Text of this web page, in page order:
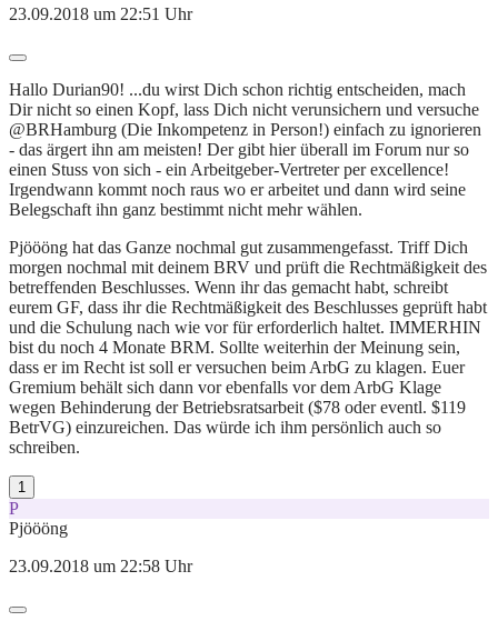
23.09.2018 um 22:51 Uhr
Hallo Durian90! ...du wirst Dich schon richtig entscheiden, mach
Dir nicht so einen Kopf, lass Dich nicht verunsichern und versuche
@BRHamburg (Die Inkompetenz in Person!) einfach zu ignorieren
- das ärgert ihn am meisten! Der gibt hier überall im Forum nur so
einen Stuss von sich - ein Arbeitgeber-Vertreter per excellence!
Irgendwann kommt noch raus wo er arbeitet und dann wird seine
Belegschaft ihn ganz bestimmt nicht mehr wählen.
Pjöööng hat das Ganze nochmal gut zusammengefasst. Triff Dich
morgen nochmal mit deinem BRV und prüft die Rechtmäßigkeit des
betreffenden Beschlusses. Wenn ihr das gemacht habt, schreibt
eurem GF, dass ihr die Rechtmäßigkeit des Beschlusses geprüft habt
und die Schulung nach wie vor für erforderlich haltet. IMMERHIN
bist du noch 4 Monate BRM. Sollte weiterhin der Meinung sein,
dass er im Recht ist soll er versuchen beim ArbG zu klagen. Euer
Gremium behält sich dann vor ebenfalls vor dem ArbG Klage
wegen Behinderung der Betriebsratsarbeit ($78 oder eventl. $119
BetrVG) einzureichen. Das würde ich ihm persönlich auch so
schreiben.
1
P
Pjöööng
23.09.2018 um 22:58 Uhr